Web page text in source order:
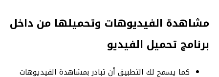
مشاهدة الفيديوهات وتحميلها من داخل
برنامج تحميل الفيديو
كما يسمح لك التطبيق أن تبادر بمشاهدة الفيديوهات